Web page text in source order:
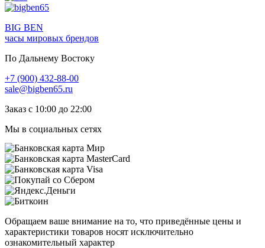
BIG BEN
часы мировых брендов
По Дальнему Востоку
+7 (900) 432-88-00
sale@bigben65.ru
Заказ с 10:00 до 22:00
Мы в социальных сетях
Обращаем ваше внимание на то, что приведённые цены и
характеристики товаров носят исключительно
ознакомительный характер